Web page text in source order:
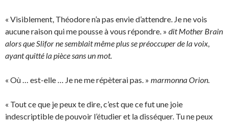
« Visiblement, Théodore n’a pas envie d’attendre. Je ne vois
aucune raison qui me pousse à vous répondre. » dit Mother Brain
alors que Slifor ne semblait même plus se préoccuper de la voix,
ayant quitté la pièce sans un mot.
« Où … est-elle … Je ne me répèterai pas. » marmonna Orion.
« Tout ce que je peux te dire, c’est que ce fut une joie
indescriptible de pouvoir l’étudier et la disséquer. Tu ne peux